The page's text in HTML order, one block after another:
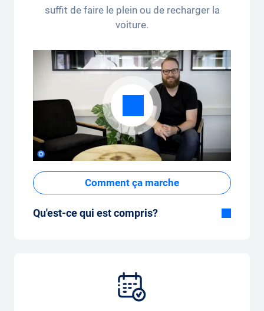
suffit de faire le plein ou de recharger la
voiture.
Comment ça marche
Qu'est-ce qui est compris?
pneus et autres extras.